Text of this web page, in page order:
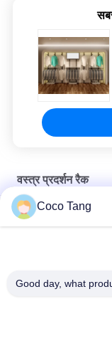
वस्त्र प्रदर्शन रैक
क्लॉथ शॉप लकड़ी सामग्री
Coco Tang
Good day, what